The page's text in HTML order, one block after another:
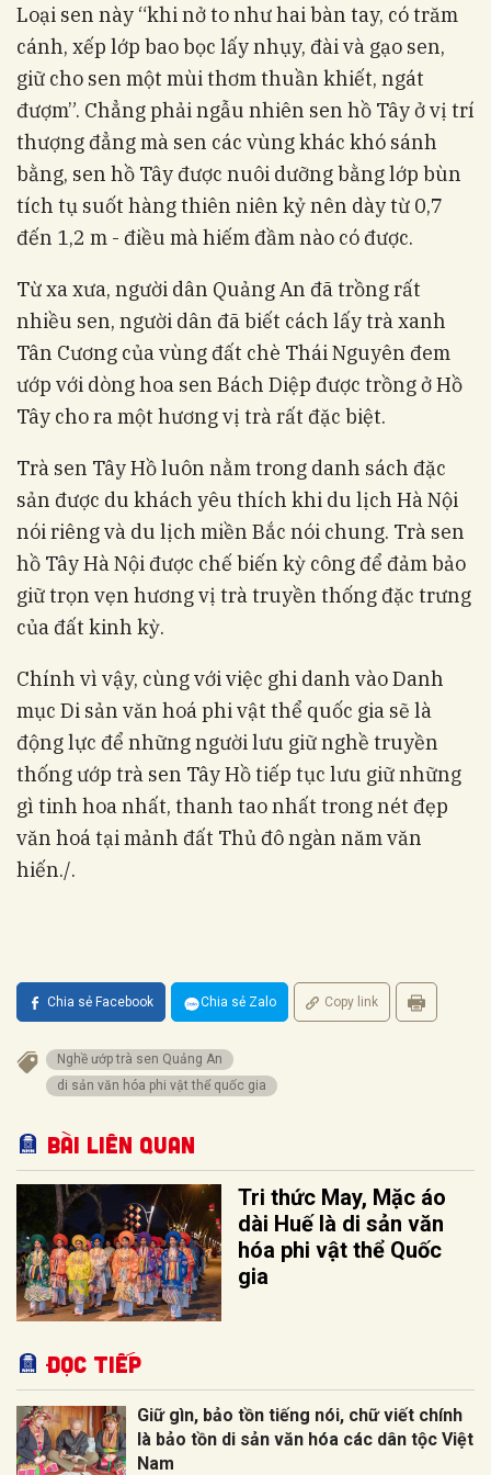
Loại sen này “khi nở to như hai bàn tay, có trăm
cánh, xếp lớp bao bọc lấy nhụy, đài và gạo sen,
giữ cho sen một mùi thơm thuần khiết, ngát
đượm”. Chẳng phải ngẫu nhiên sen hồ Tây ở vị trí
thượng đẳng mà sen các vùng khác khó sánh
bằng, sen hồ Tây được nuôi dưỡng bằng lớp bùn
tích tụ suốt hàng thiên niên kỷ nên dày từ 0,7
đến 1,2 m - điều mà hiếm đầm nào có được.
Từ xa xưa, người dân Quảng An đã trồng rất
nhiều sen, người dân đã biết cách lấy trà xanh
Tân Cương của vùng đất chè Thái Nguyên đem
ướp với dòng hoa sen Bách Diệp được trồng ở Hồ
Tây cho ra một hương vị trà rất đặc biệt.
Trà sen Tây Hồ luôn nằm trong danh sách đặc
sản được du khách yêu thích khi du lịch Hà Nội
nói riêng và du lịch miền Bắc nói chung. Trà sen
hồ Tây Hà Nội được chế biến kỳ công để đảm bảo
giữ trọn vẹn hương vị trà truyền thống đặc trưng
của đất kinh kỳ.
Chính vì vậy, cùng với việc ghi danh vào Danh
mục Di sản văn hoá phi vật thể quốc gia sẽ là
động lực để những người lưu giữ nghề truyền
thống ướp trà sen Tây Hồ tiếp tục lưu giữ những
gì tinh hoa nhất, thanh tao nhất trong nét đẹp
văn hoá tại mảnh đất Thủ đô ngàn năm văn
hiến./.
Chia sẻ Facebook Chia sẻ Zalo Copy link
Nghề ướp trà sen Quảng An
di sản văn hóa phi vật thể quốc gia
Bài liên quan
Tri thức May, Mặc áo
dài Huế là di sản văn
hóa phi vật thể Quốc
gia
Đọc tiếp
Giữ gìn, bảo tồn tiếng nói, chữ viết chính
là bảo tồn di sản văn hóa các dân tộc Việt
Nam